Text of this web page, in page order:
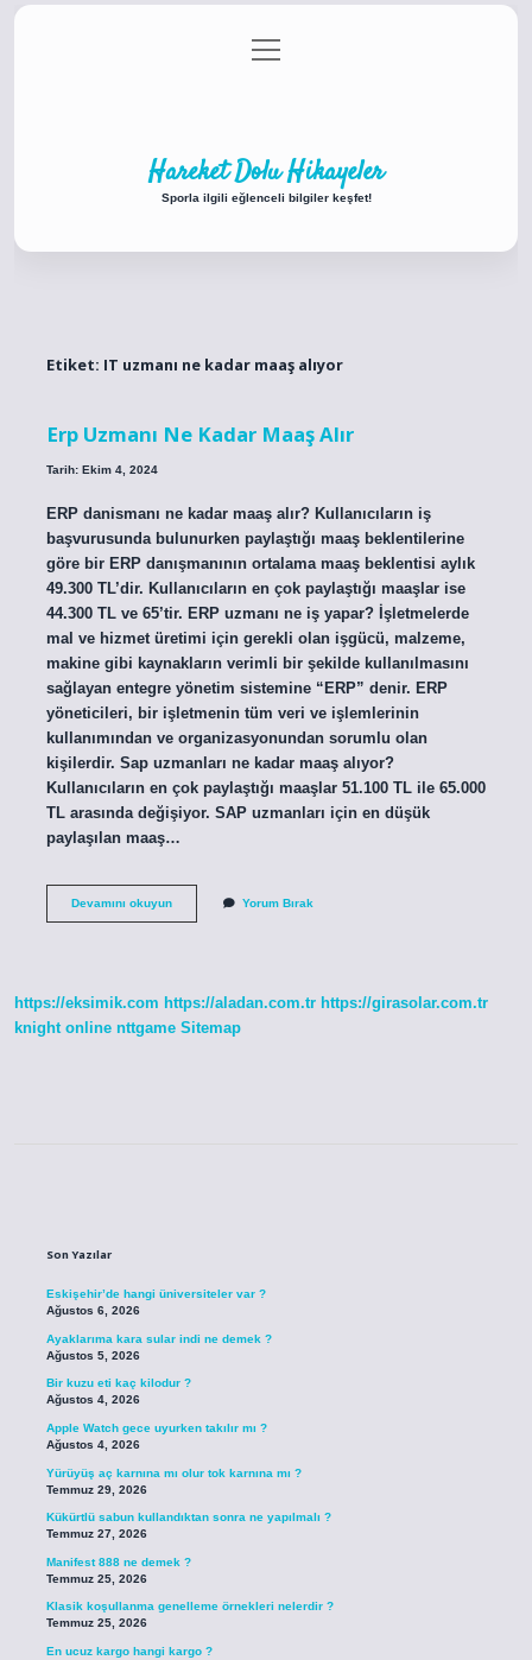
Gizlilik Politikası
menüyü
aç
Hareket Dolu Hikayeler
Sporla ilgili eğlenceli bilgiler keşfet!
Etiket: IT uzmanı ne kadar maaş alıyor
Erp Uzmanı Ne Kadar Maaş Alır
Tarih: Ekim 4, 2024
ERP danismanı ne kadar maaş alır? Kullanıcıların iş
başvurusunda bulunurken paylaştığı maaş beklentilerine
göre bir ERP danışmanının ortalama maaş beklentisi aylık
49.300 TL’dir. Kullanıcıların en çok paylaştığı maaşlar ise
44.300 TL ve 65’tir. ERP uzmanı ne iş yapar? İşletmelerde
mal ve hizmet üretimi için gerekli olan işgücü, malzeme,
makine gibi kaynakların verimli bir şekilde kullanılmasını
sağlayan entegre yönetim sistemine “ERP” denir. ERP
yöneticileri, bir işletmenin tüm veri ve işlemlerinin
kullanımından ve organizasyonundan sorumlu olan
kişilerdir. Sap uzmanları ne kadar maaş alıyor?
Kullanıcıların en çok paylaştığı maaşlar 51.100 TL ile 65.000
TL arasında değişiyor. SAP uzmanları için en düşük
paylaşılan maaş…
Devamını okuyunErp
Yorum Bırak
https://eksimik.com https://aladan.com.tr https://girasolar.com.tr
knight online nttgame Sitemap
Son Yazılar
Eskişehir’de hangi üniversiteler var ?
Ağustos 6, 2026
Ayaklarıma kara sular indi ne demek ?
Ağustos 5, 2026
Bir kuzu eti kaç kilodur ?
Ağustos 4, 2026
Apple Watch gece uyurken takılır mı ?
Ağustos 4, 2026
Yürüyüş aç karnına mı olur tok karnına mı ?
Temmuz 29, 2026
Kükürtlü sabun kullandıktan sonra ne yapılmalı ?
Temmuz 27, 2026
Manifest 888 ne demek ?
Temmuz 25, 2026
Klasik koşullanma genelleme örnekleri nelerdir ?
Temmuz 25, 2026
En ucuz kargo hangi kargo ?